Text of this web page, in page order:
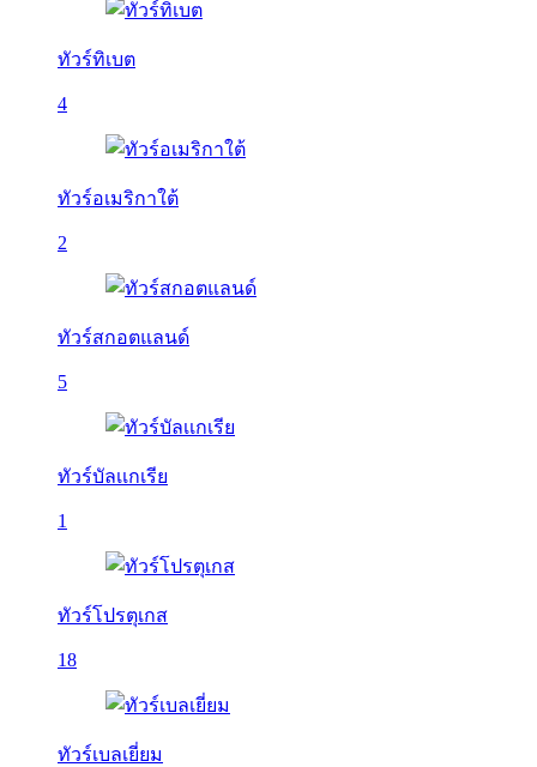
ทัวร์ทิเบต
4
ทัวร์อเมริกาใต้
2
ทัวร์สกอตแลนด์
5
ทัวร์บัลเเกเรีย
1
ทัวร์โปรตุเกส
18
ทัวร์เบลเยี่ยม